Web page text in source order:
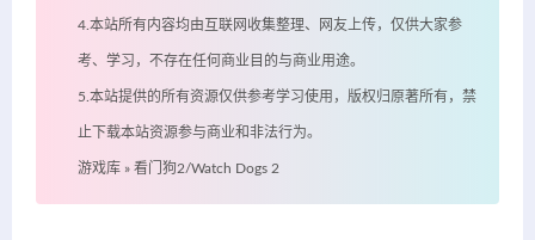
4.本站所有内容均由互联网收集整理、网友上传，仅供大家参
考、学习，不存在任何商业目的与商业用途。
5.本站提供的所有资源仅供参考学习使用，版权归原著所有，禁
止下载本站资源参与商业和非法行为。
游戏库 » 看门狗2/Watch Dogs 2